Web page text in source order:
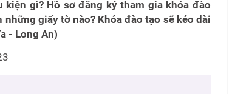
gì? Hồ sơ đăng ký tham gia khóa đào
giấy tờ nào? Khóa đào tạo sẽ kéo dài
- Long An)